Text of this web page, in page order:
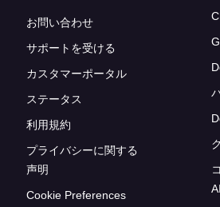
お問い合わせ
サポートを受ける
カスタマーポータル
ステータス
利用規約
プライバシーに関する
声明
Cookie Preferences
AI